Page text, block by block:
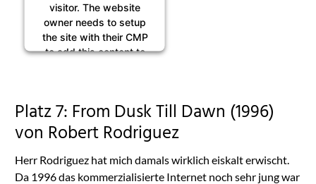
visitor. The website
owner needs to setup
the site with their CMP
to add this content to
Usercentrics Consent
Management
Platform
Platz 7: From Dusk Till Dawn (1996)
von Robert Rodriguez
Herr Rodriguez hat mich damals wirklich eiskalt erwischt.
Da 1996 das kommerzialisierte Internet noch sehr jung war